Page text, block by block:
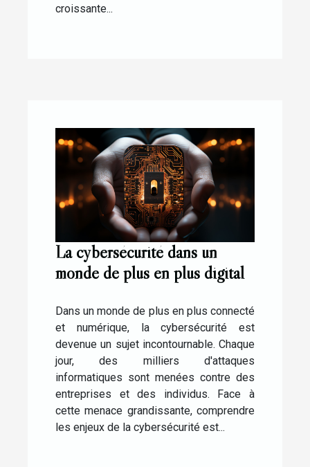
croissante...
La cybersécurité dans un
monde de plus en plus digital
Dans un monde de plus en plus connecté
et numérique, la cybersécurité est
devenue un sujet incontournable. Chaque
jour, des milliers d'attaques
informatiques sont menées contre des
entreprises et des individus. Face à
cette menace grandissante, comprendre
les enjeux de la cybersécurité est...